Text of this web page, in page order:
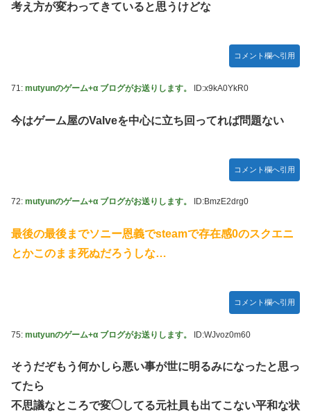
考え方が変わってきていると思うけどな
コメント欄へ引用
71: mutyunのゲーム+α ブログがお送りします。 ID:x9kA0YkR0
今はゲーム屋のValveを中心に立ち回ってれば問題ない
コメント欄へ引用
72: mutyunのゲーム+α ブログがお送りします。 ID:BmzE2drg0
最後の最後までソニー恩義でsteamで存在感0のスクエニ
とかこのまま死ぬだろうしな…
コメント欄へ引用
75: mutyunのゲーム+α ブログがお送りします。 ID:WJvoz0m60
そうだぞもう何かしら悪い事が世に明るみになったと思っ
てたら
不思議なところで変◯してる元社員も出てこない平和な状